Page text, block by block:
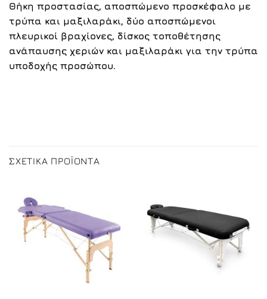
Θήκη προστασίας, αποσπώμενο προσκέφαλο με
τρύπα και μαξιλαράκι, δύο αποσπώμενοι
πλευρικοί βραχίονες, δίσκος τοποθέτησης
ανάπαυσης χεριών και μαξιλαράκι για την τρύπα
υποδοχής προσώπου.
ΣΧΕΤΙΚΆ ΠΡΟΪΌΝΤΑ